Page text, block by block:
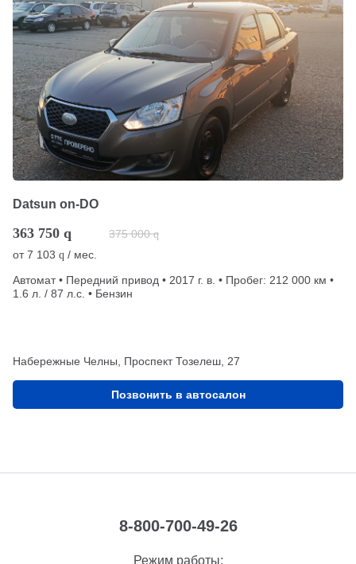
Datsun on-DO
363 750 q 375 000 q
от7 103 q / мес.
Автомат • Передний привод • 2017 г. в. • Пробег: 212 000 км •
1.6 л. / 87 л.с. • Бензин
Набережные Челны, Проспект Тозелеш, 27
Позвонить в автосалон
8-800-700-49-26
Режим работы: